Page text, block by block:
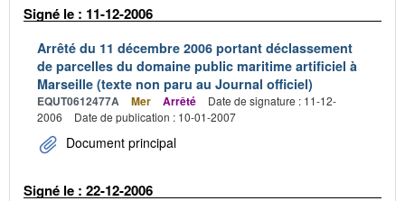
Signé le : 11-12-2006
Arrêté du 11 décembre 2006 portant déclassement
de parcelles du domaine public maritime artificiel à
Marseille (texte non paru au Journal officiel)
EQUT0612477A Mer Arrêté
Date de signature : 11-12-
2006
Date de publication : 10-01-2007
Document principal
Signé le : 22-12-2006